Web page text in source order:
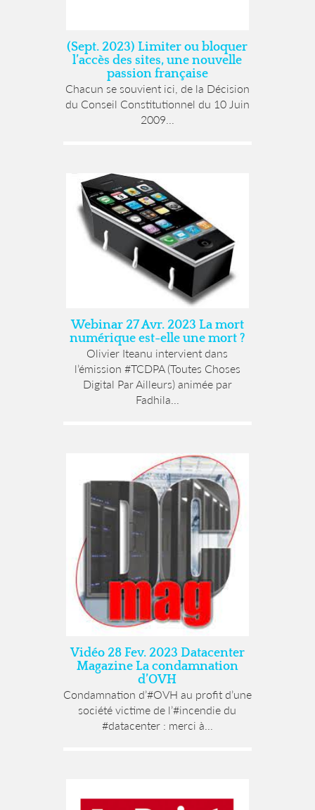
(Sept. 2023) Limiter ou bloquer
l’accès des sites, une nouvelle
passion française
Chacun se souvient ici, de la Décision
du Conseil Constitutionnel du 10 Juin
2009...
Webinar 27 Avr. 2023 La mort
numérique est-elle une mort ?
Olivier Iteanu intervient dans
l’émission #TCDPA (Toutes Choses
Digital Par Ailleurs) animée par
Fadhila...
Vidéo 28 Fev. 2023 Datacenter
Magazine La condamnation
d’OVH
Condamnation d’#OVH au profit d’une
société victime de l’#incendie du
#datacenter : merci à...